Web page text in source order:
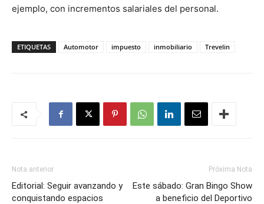
ejemplo, con incrementos salariales del personal.
ETIQUETAS Automotor impuesto inmobiliario Trevelin
Nota anterior
Editorial: Seguir avanzando y
conquistando espacios
Próxima Nota
Este sábado: Gran Bingo Show
a beneficio del Deportivo